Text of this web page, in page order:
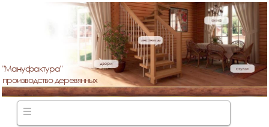
"Мануфактура"
производство деревянных
лестниц